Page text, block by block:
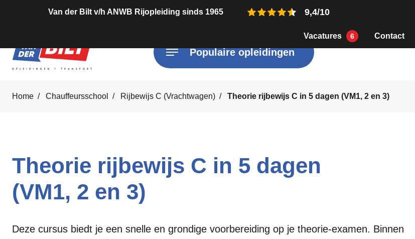
Van der Bilt v/h ANWB Rijopleiding sinds 1965 9,4/10
Vacatures 6 Contact
Populaire opleidingen
Home Chauffeursschool Rijbewijs C (Vrachtwagen) Theorie rijbewijs C in 5 dagen (VM1, 2 en 3)
Theorie rijbewijs C in 5 dagen
(VM1, 2 en 3)
Deze cursus biedt je een snelle en grondige voorbereiding op je theorie-examen. Binnen